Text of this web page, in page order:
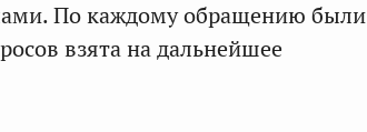
По каждому обращению были
взята на дальнейшее